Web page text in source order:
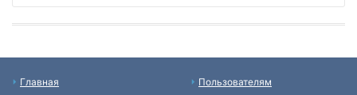
Главная
Пользователям